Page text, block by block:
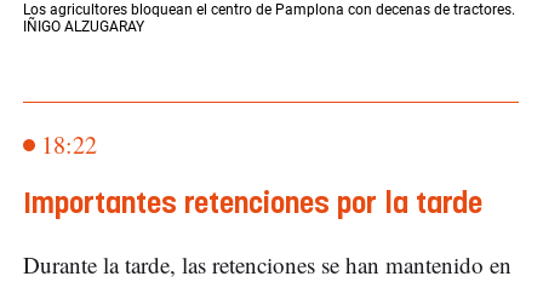
Los agricultores bloquean el centro de Pamplona con decenas de tractores.
IÑIGO ALZUGARAY
18:22
Importantes retenciones por la tarde
Durante la tarde, las retenciones se han mantenido en